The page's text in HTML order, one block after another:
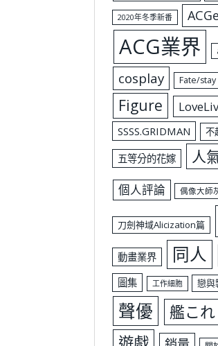
2020年冬季新番
ACG業界
cosplay Fate/
Figure
SSSS.GRIDMAN 不
五等分的花嫁 人
個人評論 偶像大師
刀劍神域Alicization篇
動畫業界 同人
圖集 工作細胞 戀與
聲優 艦これ